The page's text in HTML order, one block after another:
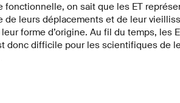
fonctionnelle, on sait que les ET
de leurs déplacements et de leur
forme d’origine. Au fil du temps, les
donc difficile pour les scientifiques de